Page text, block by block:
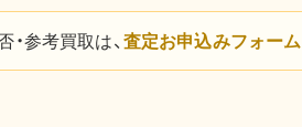
・参考買取は、査定お申込みフォーム